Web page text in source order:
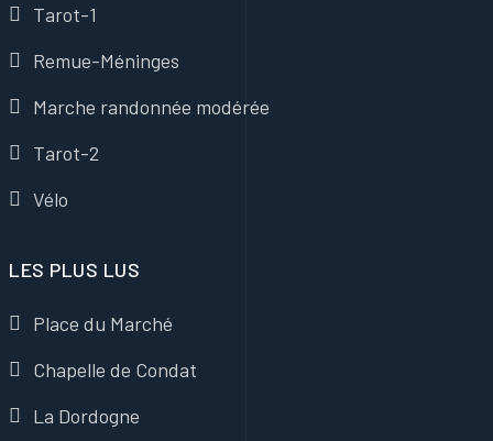
Tarot-1
Remue-Méninges
Marche randonnée modérée
Tarot-2
Vélo
LES PLUS LUS
Place du Marché
Chapelle de Condat
La Dordogne